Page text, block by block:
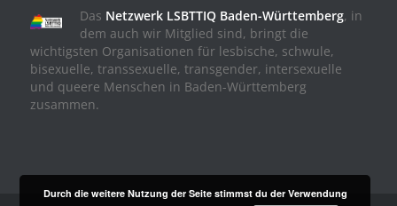
Das Netzwerk LSBTTIQ Baden-Württemberg, in
dem auch wir Mitglied sind, bringt die
wichtigsten Organisationen für lesbische, schwule,
bisexuelle, transsexuelle, transgender, intersexuelle
und queere Menschen in Baden-Württemberg
zusammen.
Durch die weitere Nutzung der Seite stimmst du der Verwendung